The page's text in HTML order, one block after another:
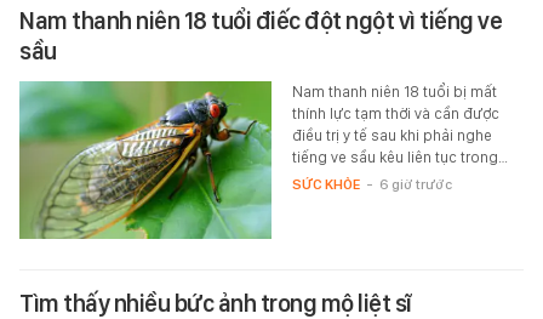
Nam thanh niên 18 tuổi điếc đột ngột vì tiếng ve
sầu
Nam thanh niên 18 tuổi bị mất
thính lực tạm thời và cần được
điều trị y tế sau khi phải nghe
tiếng ve sầu kêu liên tục trong…
SỨC KHỎE - 6 giờ trước
Tìm thấy nhiều bức ảnh trong mộ liệt sĩ